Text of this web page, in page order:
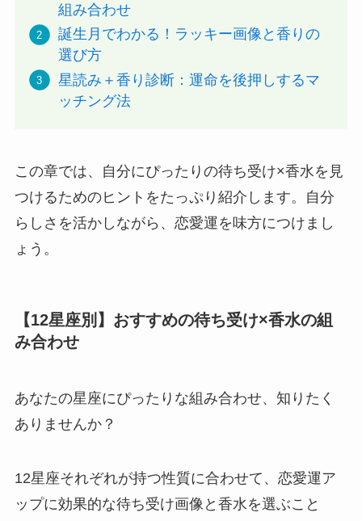
組み合わせ
誕生月でわかる！ラッキー画像と香りの
選び方
星読み＋香り診断：運命を後押しするマ
ッチング法
この章では、自分にぴったりの待ち受け×香水を見
つけるためのヒントをたっぷり紹介します。自分
らしさを活かしながら、恋愛運を味方につけまし
ょう。
【12星座別】おすすめの待ち受け×香水の組
み合わせ
あなたの星座にぴったりな組み合わせ、知りたく
ありませんか？
12星座それぞれが持つ性質に合わせて、恋愛運ア
ップに効果的な待ち受け画像と香水を選ぶこと